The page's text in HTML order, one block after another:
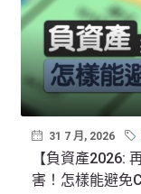
31 7 月, 2026
【負資產2026:
害！怎樣能避免